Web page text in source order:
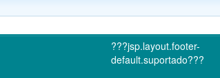
???jsp.layout.footer-
default.suportado???